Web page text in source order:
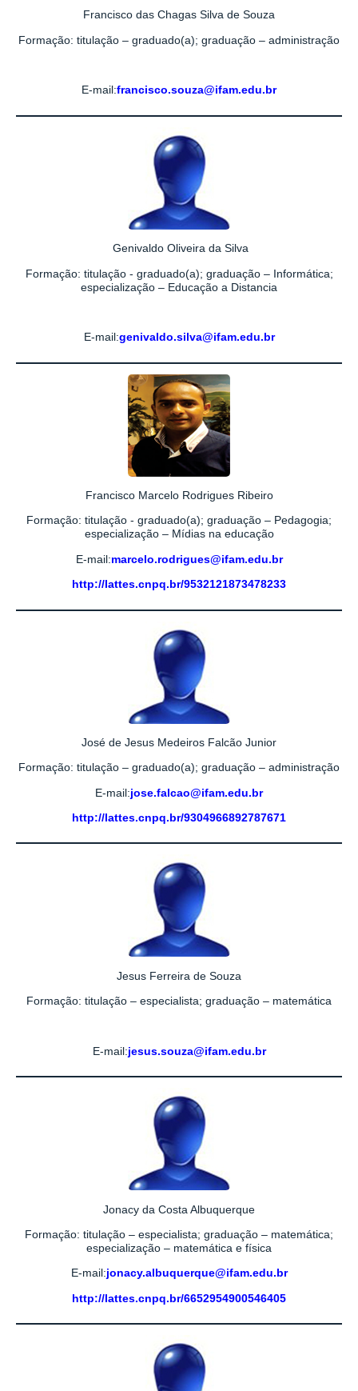
Francisco das Chagas Silva de Souza
Formação: titulação – graduado(a); graduação – administração
E-mail:francisco.souza@ifam.edu.br
Genivaldo Oliveira da Silva
Formação: titulação - graduado(a); graduação – Informática;
especialização – Educação a Distancia
E-mail:genivaldo.silva@ifam.edu.br
Francisco Marcelo Rodrigues Ribeiro
Formação: titulação - graduado(a); graduação – Pedagogia;
especialização – Mídias na educação
E-mail:marcelo.rodrigues@ifam.edu.br
http://lattes.cnpq.br/9532121873478233
José de Jesus Medeiros Falcão Junior
Formação: titulação – graduado(a); graduação – administração
E-mail:jose.falcao@ifam.edu.br
http://lattes.cnpq.br/9304966892787671
Jesus Ferreira de Souza
Formação: titulação – especialista; graduação – matemática
E-mail:jesus.souza@ifam.edu.br
Jonacy da Costa Albuquerque
Formação: titulação – especialista; graduação – matemática;
especialização – matemática e física
E-mail:jonacy.albuquerque@ifam.edu.br
http://lattes.cnpq.br/6652954900546405